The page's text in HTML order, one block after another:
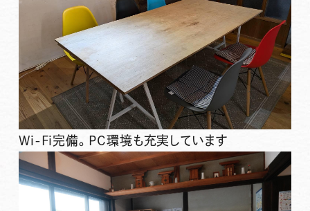
Wi-Fi完備。PC環境も充実しています